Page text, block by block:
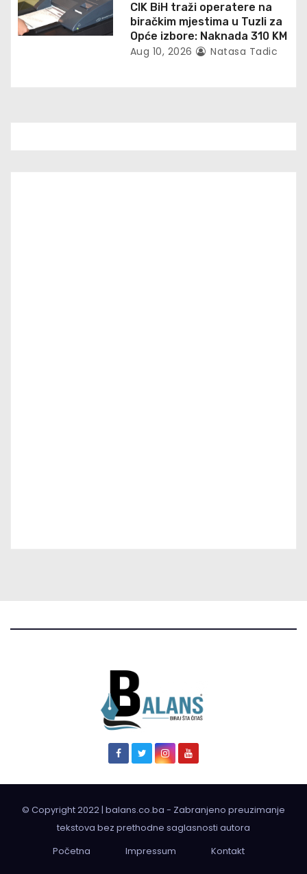
CIK BiH traži operatere na
biračkim mjestima u Tuzli za
Opće izbore: Naknada 310 KM
Aug 10, 2026 Natasa Tadic
© Copyright 2022 | balans.co.ba - Zabranjeno preuzimanje
tekstova bez prethodne saglasnosti autora
Početna
Impressum Kontakt